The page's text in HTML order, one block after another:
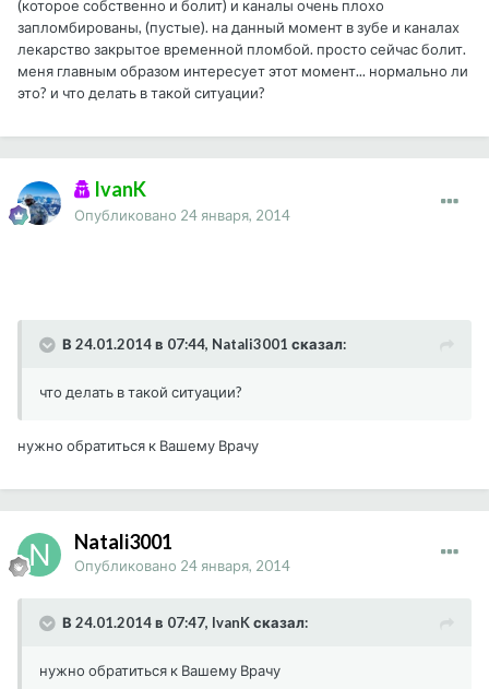
(которое собственно и болит) и каналы очень плохо
запломбированы, (пустые). на данный момент в зубе и каналах
лекарство закрытое временной пломбой. просто сейчас болит.
меня главным образом интересует этот момент... нормально ли
это? и что делать в такой ситуации?
IvanK
Опубликовано 24 января, 2014
В 24.01.2014 в 07:44, Natali3001 сказал:
что делать в такой ситуации?
нужно обратиться к Вашему Врачу
Natali3001
Опубликовано 24 января, 2014
В 24.01.2014 в 07:47, IvanK сказал:
нужно обратиться к Вашему Врачу